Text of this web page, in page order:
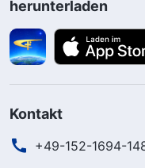
herunterladen
Kontakt
+49-152-1694-